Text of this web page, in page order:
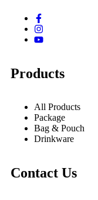
Products
All Products
Package
Bag & Pouch
Drinkware
Contact Us